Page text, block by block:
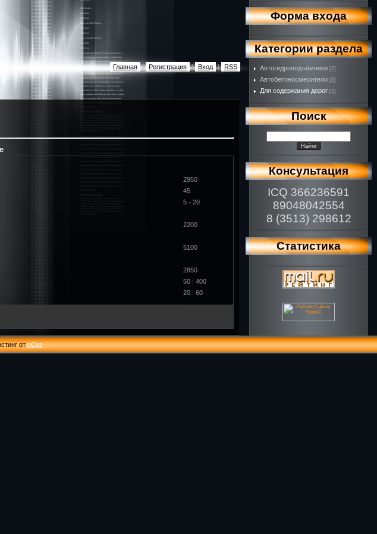
Главная | Регистрация | Вход | RSS
2950
45
5 - 20
2200
5100
2850
50 : 400
20 : 60
Форма входа
Категории раздела
Автогидроподъёмники [2]
Автобетоносмесители [3]
Для содержания дорог [3]
Поиск
Консультация
ICQ 366236591
89048042554
8 (3513) 298612
Статистика
отuCoz